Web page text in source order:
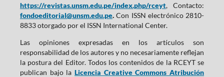
https://revistas.unsm.edu.pe/index.php/rceyt, Contacto:
fondoeditorial@unsm.edu.pe.Con ISSN electrónico 2810-
8833 otorgado por el ISSN International Center.
Las opiniones expresadas en los artículos son
responsabilidad de los autores y no necesariamente reflejan
la postura del Editor. Todos los contenidos de la RCEYT se
publican bajo la Licencia Creative Commons Atribución